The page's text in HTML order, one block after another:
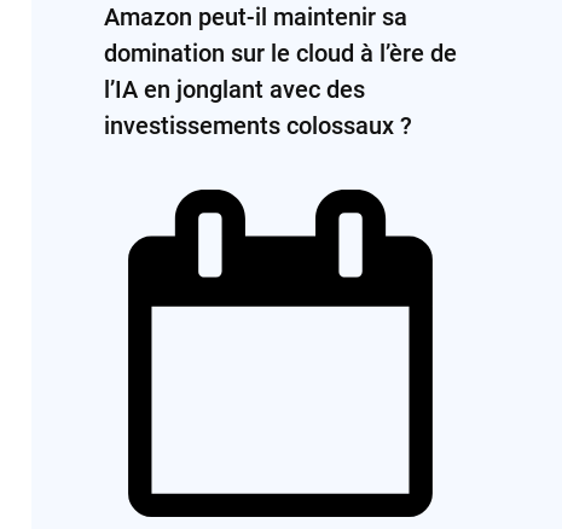
Amazon peut-il maintenir sa
domination sur le cloud à l’ère de
l’IA en jonglant avec des
investissements colossaux ?